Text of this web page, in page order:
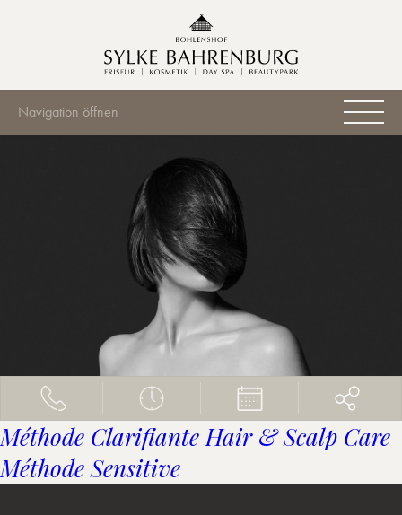
Navigation öffnen
Méthode Clarifiante Hair & Scalp Care
Méthode Sensitive